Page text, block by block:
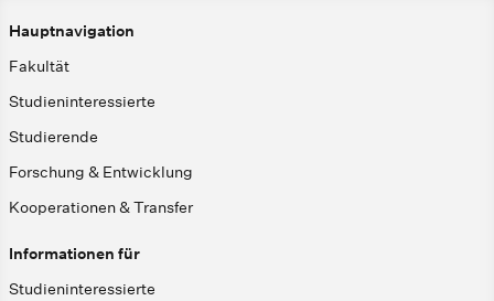
Hauptnavigation
Fakultät
Studieninteressierte
Studierende
Forschung & Entwicklung
Kooperationen & Transfer
Informationen für
Studieninteressierte